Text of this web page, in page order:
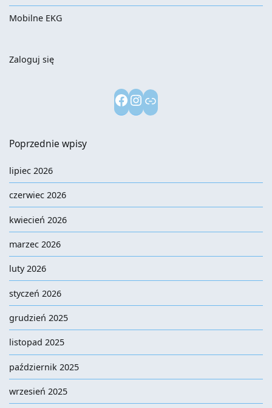
Mobilne EKG
Zaloguj się
Facebook
Instagram
Link
Poprzednie wpisy
lipiec 2026
czerwiec 2026
kwiecień 2026
marzec 2026
luty 2026
styczeń 2026
grudzień 2025
listopad 2025
październik 2025
wrzesień 2025